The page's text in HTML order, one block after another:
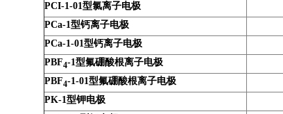
PCI-1-01型氯离子电极
PCa-1型钙离子电极
PCa-1-01型钙离子电极
PBF4-1型氟硼酸根离子电极
PBF4-1-01型氟硼酸根离子电极
PK-1型钾电极